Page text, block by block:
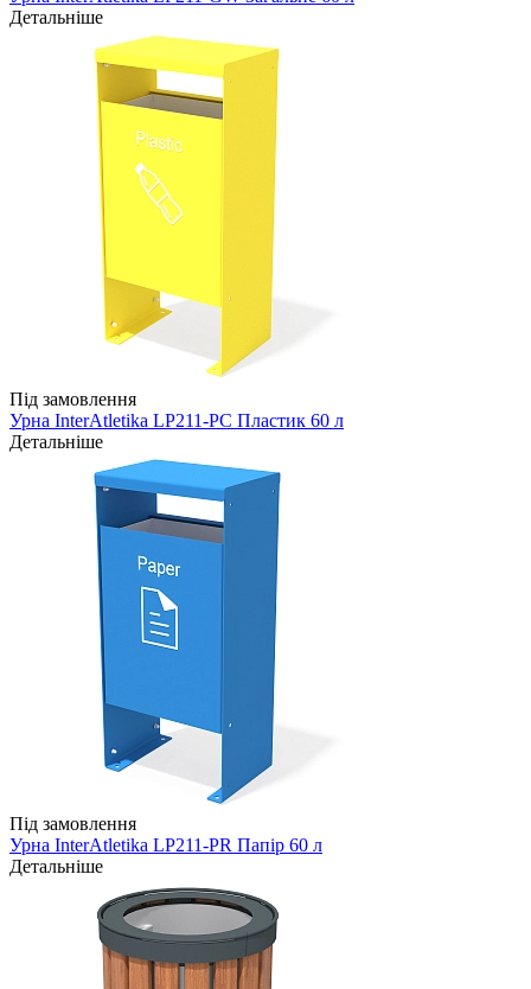
Детальніше
Під замовлення
Урна InterAtletika LP211-PC Пластик 60 л
Детальніше
Під замовлення
Урна InterAtletika LP211-PR Папір 60 л
Детальніше